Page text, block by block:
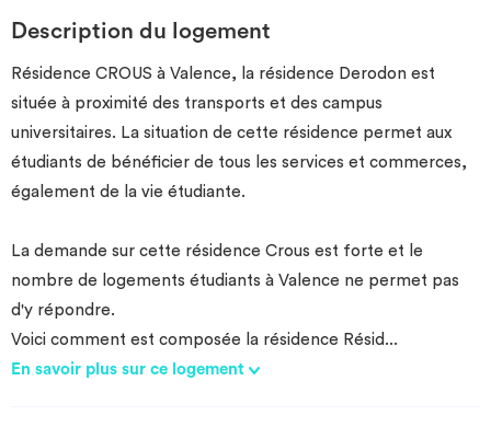
Investir
Description du logement
Résidence CROUS à Valence, la résidence Derodon est
située à proximité des transports et des campus
universitaires. La situation de cette résidence permet aux
étudiants de bénéficier de tous les services et commerces,
également de la vie étudiante.
La demande sur cette résidence Crous est forte et le
nombre de logements étudiants à Valence ne permet pas
d'y répondre.
Voici comment est composée la résidence Résid ...
En savoir plus sur ce logement